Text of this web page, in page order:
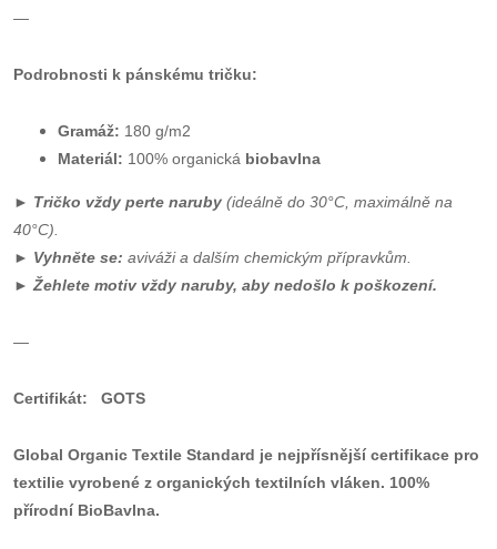
—
Podrobnosti k pánskému tričku:
Gramáž: 180 g/m2
Materiál: 100% organická biobavlna
► Tričko vždy perte naruby (ideálně do 30°C, maximálně na
40°C).
► Vyhněte se: aviváži a dalším chemickým přípravkům.
► Žehlete motiv vždy naruby, aby nedošlo k poškození.
—
Certifikát: GOTS
Global Organic Textile Standard je nejpřísnější certifikace pro
textilie vyrobené z organických textilních vláken. 100%
přírodní BioBavlna.